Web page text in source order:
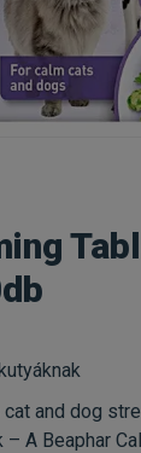
cat and dog
A Beaphar